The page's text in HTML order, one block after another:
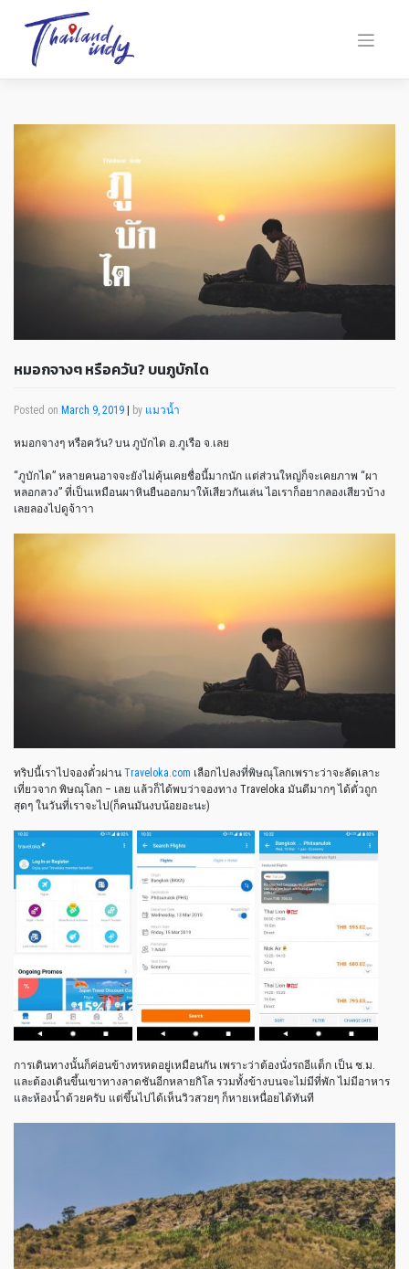
หมอกจางๆ หรือควัน? บนภูบักได
Posted on March 9, 2019 | by แมวน้ำ
หมอกจางๆ หรือควัน? บน ภูบักได อ.ภูเรือ จ.เลย
“ภูบักได” หลายคนอาจจะยังไม่คุ้นเคยชื่อนี้มากนัก แต่ส่วนใหญ่ก็จะเคยภาพ “ผา
หลอกลวง” ที่เป็นเหมือนผาหินยืนออกมาให้เสียวกันเล่น ไอเราก็อยากลองเสียวบ้าง
เลยลองไปดูจ้าาา
ทริปนี้เราไปจองตั๋วผ่าน Traveloka.com เลือกไปลงที่พิษณุโลกเพราะว่าจะลัดเลาะ
เที่ยวจาก พิษณุโลก – เลย แล้วก็ได้พบว่าจองทาง Traveloka มันดีมากๆ ได้ตั๋วถูก
สุดๆ ในวันที่เราจะไป(ก็คนมันงบน้อยอะนะ)
การเดินทางนั้นก็ค่อนข้างทรหดอยู่เหมือนกัน เพราะว่าต้องนั่งรถอีแต็ก เป็น ช.ม.
และต้องเดินขึ้นเขาทางลาดชันอีกหลายกิโล รวมทั้งข้างบนจะไม่มีที่พัก ไม่มีอาหาร
และห้องน้ำด้วยครับ แต่ขึ้นไปได้เห็นวิวสวยๆ ก็หายเหนื่อยได้ทันที